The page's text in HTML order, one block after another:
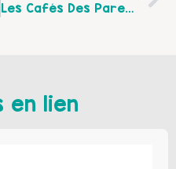
Les Cafés Des Parents De Juin Au Centre Socioculturel Dumas De Lens
en lien